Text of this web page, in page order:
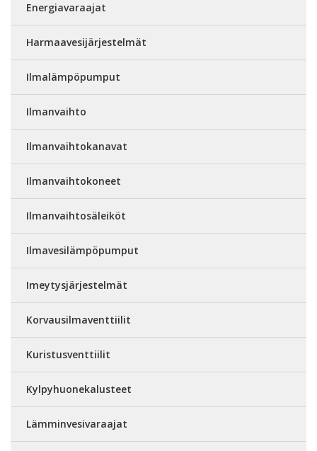
Energiavaraajat
Harmaavesijärjestelmät
Ilmalämpöpumput
Ilmanvaihto
Ilmanvaihtokanavat
Ilmanvaihtokoneet
Ilmanvaihtosäleiköt
Ilmavesilämpöpumput
Imeytysjärjestelmät
Korvausilmaventtiilit
Kuristusventtiilit
Kylpyhuonekalusteet
Lämminvesivaraajat